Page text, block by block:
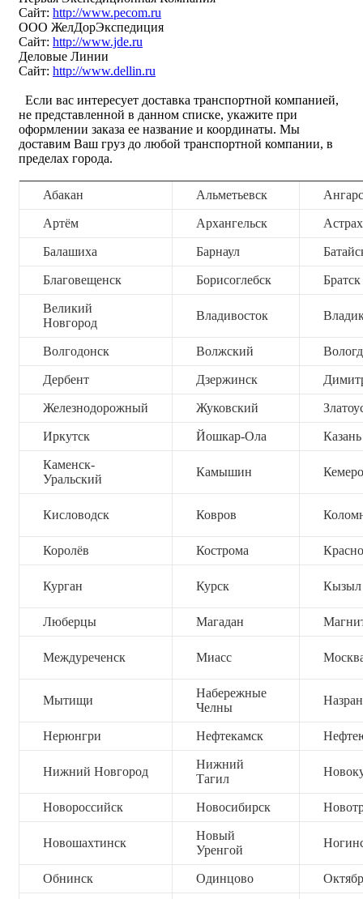
Сайт: http://www.pecom.ru
ООО ЖелДорЭкспедиция
Сайт: http://www.jde.ru
Деловые Линии
Сайт: http://www.dellin.ru
Если вас интересует доставка транспортной компанией,
не представленной в данном списке, укажите при
оформлении заказа ее название и координаты. Мы
доставим Ваш груз до любой транспортной компании, в
пределах города.
Абакан Альметьевск
Артём Архангельск
Балашиха Барнаул
Благовещенск Борисоглебск Братск
Великий
Новгород
Владивосток
Волгодонск Волжский
Дербент Дзержинск
Железнодорожный Жуковский
Иркутск Йошкар-Ола Казань
Каменск-
Уральский
Камышин
Кисловодск Ковров
Королёв Кострома
Курган Курск Кызыл
Люберцы Магадан
Междуреченск Миасс
Мытищи
Набережные
Челны
Нерюнгри Нефтекамск
Нижний Новгород
Нижний
Тагил
Новороссийск Новосибирск
Новошахтинск
Новый
Уренгой
Обнинск Одинцово